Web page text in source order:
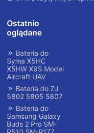
Ostatnio
oglądane
Bateria do
Syma X5HC
X5HW X9S Model
Aircraft UAV
Bateria do ZJ
5802 5805 5807
Bateria do
Samsung Galaxy
Buds 2 Pro SM-